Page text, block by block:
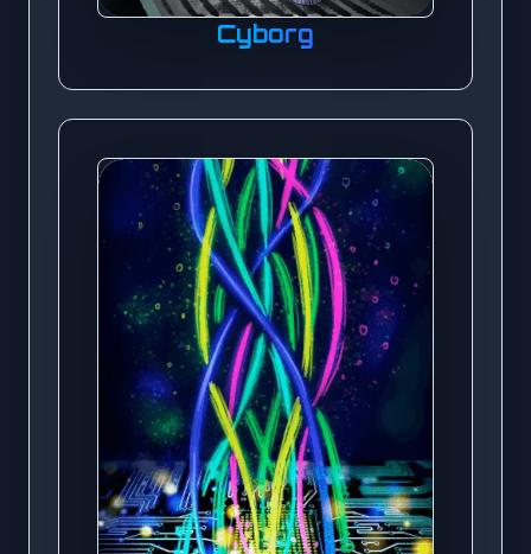
Cyborg